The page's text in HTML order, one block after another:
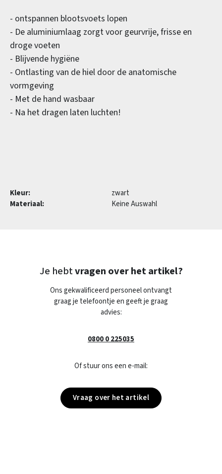
- ontspannen blootsvoets lopen
- De aluminiumlaag zorgt voor geurvrije, frisse en
droge voeten
- Blijvende hygiëne
- Ontlasting van de hiel door de anatomische
vormgeving
- Met de hand wasbaar
- Na het dragen laten luchten!
Kleur:
zwart
Materiaal:
Keine Auswahl
Je hebtvragen over het artikel?
Ons gekwalificeerd personeel ontvangt
graag je telefoontje en geeft je graag
advies:
0800 0 225035
Of stuur ons een e-mail:
Vraag over het artikel